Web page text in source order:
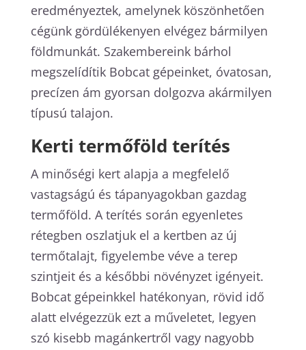
eredményeztek, amelynek köszönhetően
cégünk gördülékenyen elvégez bármilyen
földmunkát. Szakembereink bárhol
megszelídítik Bobcat gépeinket, óvatosan,
precízen ám gyorsan dolgozva akármilyen
típusú talajon.
Kerti termőföld terítés
A minőségi kert alapja a megfelelő
vastagságú és tápanyagokban gazdag
termőföld. A terítés során egyenletes
rétegben oszlatjuk el a kertben az új
termőtalajt, figyelembe véve a terep
szintjeit és a későbbi növényzet igényeit.
Bobcat gépeinkkel hatékonyan, rövid idő
alatt elvégezzük ezt a műveletet, legyen
szó kisebb magánkertről vagy nagyobb